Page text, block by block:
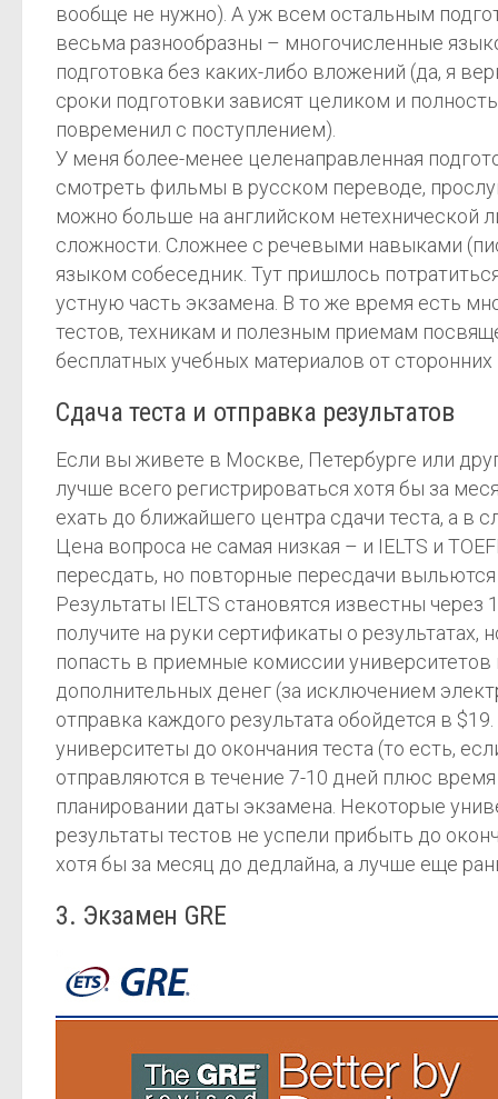
вообще не нужно). А уж всем остальным
весьма разнообразны – многочисленные
подготовка без каких-либо вложений (да, я
сроки подготовки зависят целиком и
повременил с поступлением).
У меня более-менее целенаправленная
смотреть фильмы в русском переводе,
можно больше на английском нетехнической
сложности. Сложнее с речевыми навыками
языком собеседник. Тут пришлось
устную часть экзамена. В то же время есть
тестов, техникам и полезным приемам
бесплатных учебных материалов от сторонних
Сдача теста и отправка результатов
Если вы живете в Москве, Петербурге или
лучше всего регистрироваться хотя бы за
ехать до ближайшего центра сдачи теста, а в
Цена вопроса не самая низкая – и IELTS и
пересдать, но повторные пересдачи
Результаты IELTS становятся известны
получите на руки сертификаты о
попасть в приемные комиссии университетов
дополнительных денег (за исключением
отправка каждого результата обойдется в
университеты до окончания теста (то есть,
отправляются в течение 7-10 дней плюс
планировании даты экзамена. Некоторые
результаты тестов не успели прибыть до
хотя бы за месяц до дедлайна, а лучше еще
3. Экзамен GRE